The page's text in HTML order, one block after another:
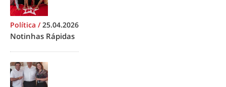
Política /25.04.2026
Notinhas Rápidas